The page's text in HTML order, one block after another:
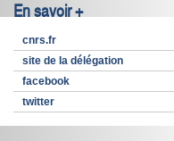
En savoir +
cnrs.fr
site de la délégation
facebook
twitter